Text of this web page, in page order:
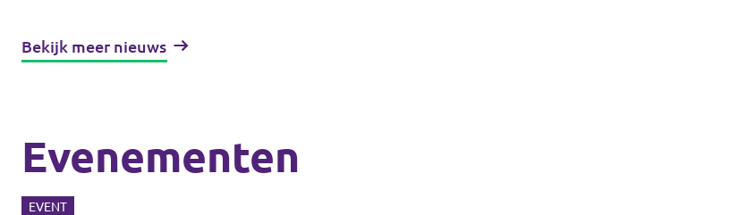
Bekijk meer nieuws
Evenementen
EVENT